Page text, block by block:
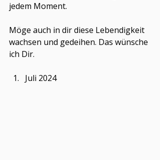
jedem Moment.
Möge auch in dir diese Lebendigkeit
wachsen und gedeihen. Das wünsche
ich Dir.
Juli 2024